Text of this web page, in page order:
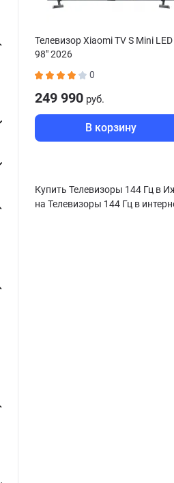
Телевизор Xiaomi TV S Mini LED
98" 2026
0
249 990 руб.
В корзину
Купить Телевизоры 144 Гц в
на Телевизоры 144 Гц в